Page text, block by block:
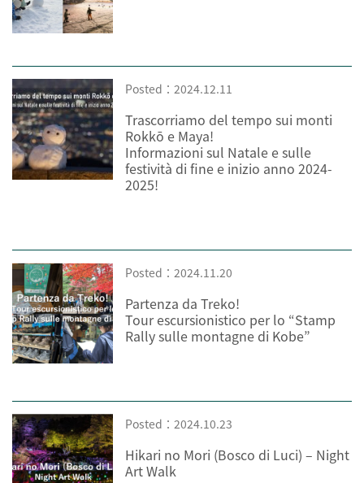
Posted：2024.12.11
Trascorriamo del tempo sui monti
Rokkō e Maya!
Informazioni sul Natale e sulle
festività di fine e inizio anno 2024-
2025!
Posted：2024.11.20
Partenza da Treko!
Tour escursionistico per lo “Stamp
Rally sulle montagne di Kobe”
Posted：2024.10.23
Hikari no Mori (Bosco di Luci) – Night
Art Walk